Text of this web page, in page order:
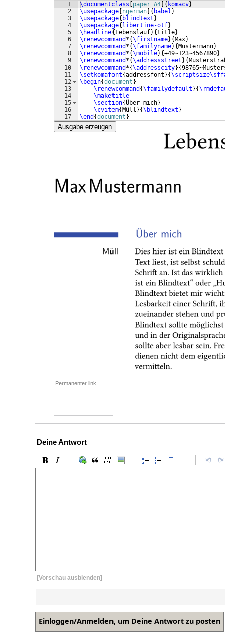
1
2
3
4
5
6
7
8
9
10
11
12
13
14
15
16
17
\documentclass paper=A4 { komacv}
\usepackage ngerman { babel }
\usepackage{ blindtext }
\usepackage{ libertine-otf}
\headline{ Lebenslauf}{title}
\renewcommand *{\firstname}{ Max}
\renewcommand *{\familyname}{ Mustermann}
\renewcommand *{\mobile}{+49~123~4567890}
\renewcommand *{\addressstreet }{
\renewcommand *{\addresscity}{
\setkomafont{addressfont }{
\begin{document }
\renewcommand {\familydefault }{
\maketitle
\section{Über mich}
\cvitem{ Müll }{\blindtext }
\end {document }
Ausgabe erzeugen
Permanenter link
Deine Antwort
[Vorschau ausblenden]